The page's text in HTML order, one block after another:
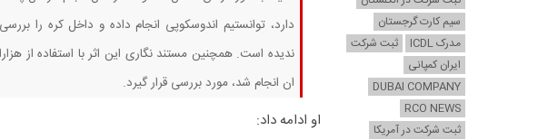
دارد، توانستیم اندوسکوپی انجام داده و داخل کره را
ندیده است. همچنین مستند نگاری این اثر با استفاده از
ان انجام شد، مورد بررسی قرار گیرد.
او ادامه داد:
سیم کارت گرجستان
مدرک ICDL
ثبت شرکت
ایران کمپانی
DUBAI COMPANY
RCO NEWS
ثبت شرکت در آمریکا